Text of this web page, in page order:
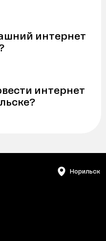
интернет
интернет
Норильск